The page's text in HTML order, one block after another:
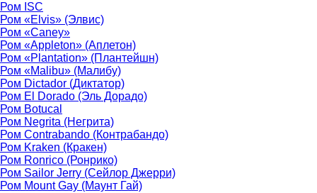
Ром ISC
Ром «Elvis» (Элвис)
Ром «Caney»
Ром «Appleton» (Аплетон)
Ром «Plantation» (Плантейшн)
Ром «Malibu» (Малибу)
Ром Dictador (Диктатор)
Ром El Dorado (Эль Дорадо)
Ром Botucal
Ром Negrita (Негрита)
Ром Contrabando (Контрабандо)
Ром Kraken (Кракен)
Ром Ronrico (Ронрико)
Ром Sailor Jerry (Сейлор Джерри)
Ром Mount Gay (Маунт Гай)